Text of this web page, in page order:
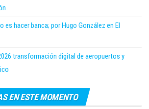
es hacer banca; por Hugo González en El
transformación digital de aeropuertos y
EN ESTE MOMENTO